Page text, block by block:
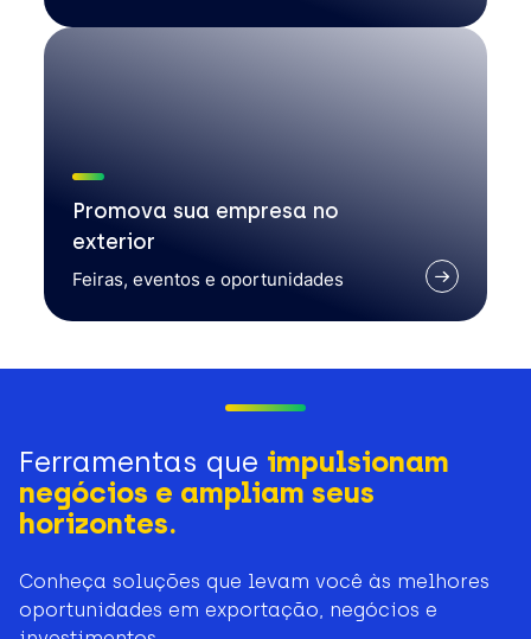
Promova sua empresa no
exterior
Feiras, eventos e oportunidades
Ferramentas que impulsionam
negócios e ampliam seus
horizontes.
Conheça soluções que levam você às melhores
oportunidades em exportação, negócios e